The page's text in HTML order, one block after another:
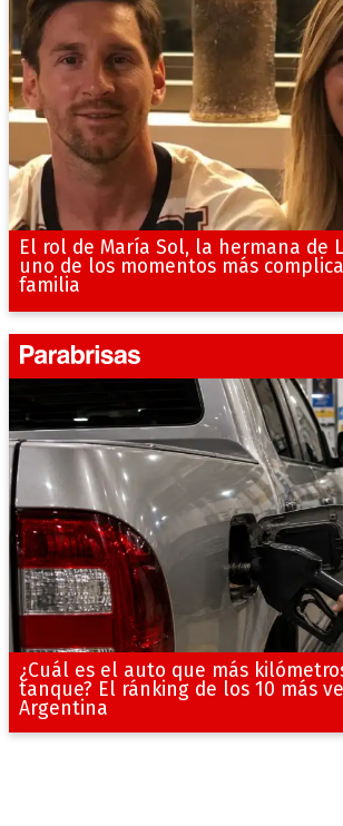
El rol de María Sol, la hermana de
uno de los momentos más
familia
¿Cuál es el auto que más
tanque? El ránking de los 10 más
Argentina